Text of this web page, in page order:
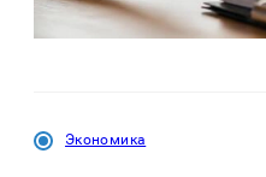
Экономика